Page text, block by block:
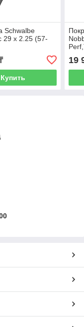
Schwalbe
29 x 2.25 (57-
Купить
19